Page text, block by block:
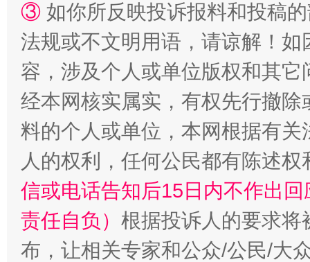
如何以同查同治破解风腐交织难题 养老服
③ 如你所反映投诉报料和投稿
法规或不文明用语，请谅解！
容，涉及个人或单位版权和其它
经本网核实属实，有权先行撤
料的个人或单位，本网根据有
人的权利，任何公民都有陈述
信或电话告知后15日内不作出
责任自负） 根据投诉人的要求将
布，让相关专家和公众/公民/大